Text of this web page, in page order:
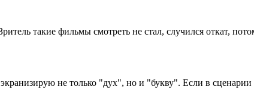
такие фильмы смотреть не стал, случился откат,
не только "дух", но и "букву". Если в сценарии